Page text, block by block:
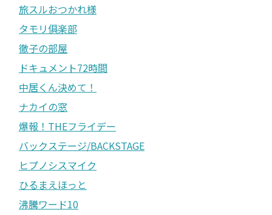
旅スルおつかれ様
タモリ俱楽部
徹子の部屋
ドキュメント72時間
中居くん決めて！
ナカイの窓
爆報！THEフライデー
バックステージ/BACKSTAGE
ヒプノシスマイク
ひるまえほっと
沸騰ワード10